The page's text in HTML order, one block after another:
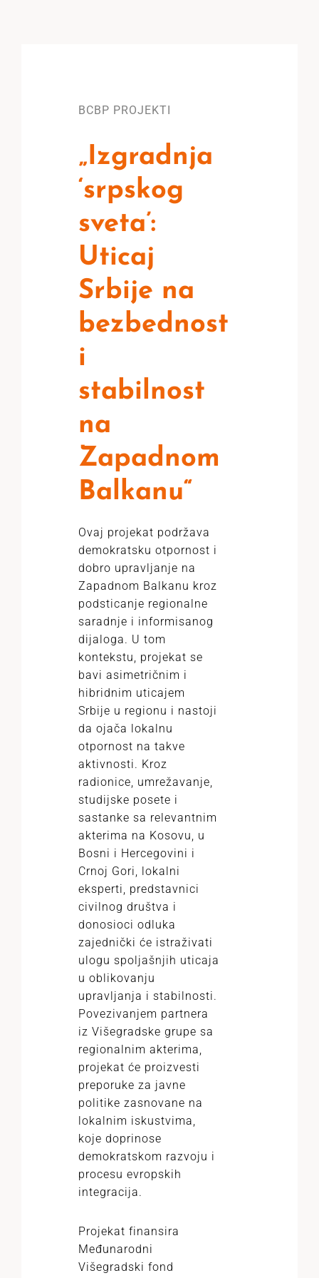
BCBP PROJEKTI
„Izgradnja
‘srpskog
sveta’:
Uticaj
Srbije na
bezbednost
i
stabilnost
na
Zapadnom
Balkanu“
Ovaj projekat podržava
demokratsku otpornost i
dobro upravljanje na
Zapadnom Balkanu kroz
podsticanje regionalne
saradnje i informisanog
dijaloga. U tom
kontekstu, projekat se
bavi asimetričnim i
hibridnim uticajem
Srbije u regionu i nastoji
da ojača lokalnu
otpornost na takve
aktivnosti. Kroz
radionice, umrežavanje,
studijske posete i
sastanke sa relevantnim
akterima na Kosovu, u
Bosni i Hercegovini i
Crnoj Gori, lokalni
eksperti, predstavnici
civilnog društva i
donosioci odluka
zajednički će istraživati
ulogu spoljašnjih uticaja
u oblikovanju
upravljanja i stabilnosti.
Povezivanjem partnera
iz Višegradske grupe sa
regionalnim akterima,
projekat će proizvesti
preporuke za javne
politike zasnovane na
lokalnim iskustvima,
koje doprinose
demokratskom razvoju i
procesu evropskih
integracija.
Projekat finansira
Međunarodni
Višegradski fond